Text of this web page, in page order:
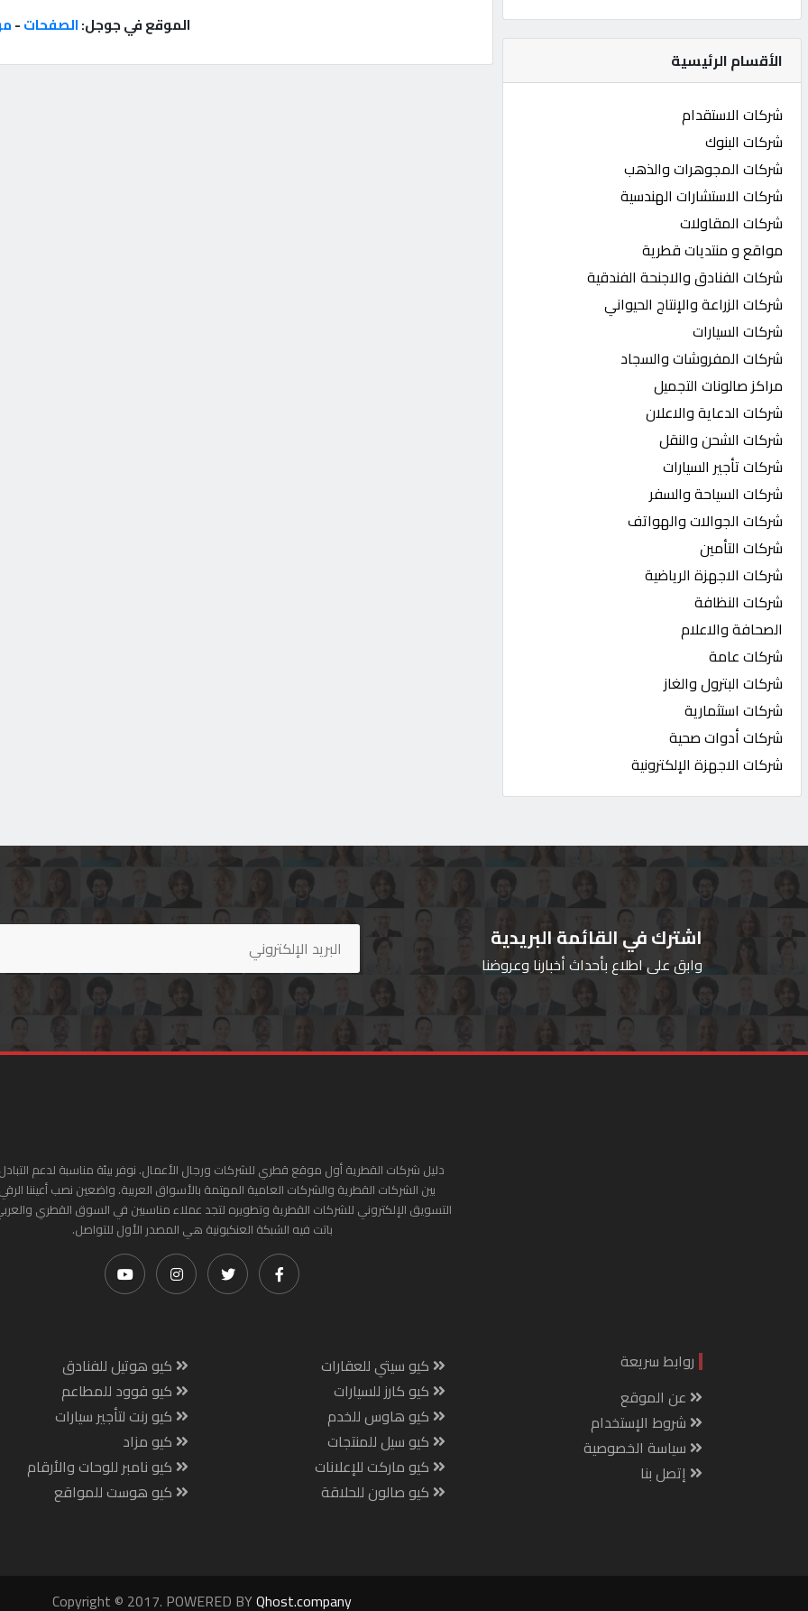
كيو
كارز
كيو
ماركت
الدليل
القطري
POWERED
QHOST
الأقسام الرئيسية
شركات الاستقدام
شركات البنوك
شركات المجوهرات والذهب
شركات الاستشارات الهندسية
شركات المقاولات
مواقع و منتديات قطرية
شركات الفنادق والاجنحة الفندقية
شركات الزراعة والإنتاج الحيواني
شركات السيارات
شركات المفروشات والسجاد
مراكز صالونات التجميل
شركات الدعاية والاعلان
شركات الشحن والنقل
شركات تأجير السيارات
شركات السياحة والسفر
شركات الجوالات والهواتف
شركات التأمين
شركات الاجهزة الرياضية
شركات النظافة
الصحافة والاعلام
شركات عامة
شركات البترول والغاز
شركات استثمارية
شركات أدوات صحية
شركات الاجهزة الإلكترونية
الموقع في جوجل:الصفحات-
اشترك في القائمة البريدية
وابق على اطلاع بأحداث أخبارنا وعروضنا
دليل شركات القطرية أول موقع قطري للشركات ورجال الأعمال. نوفر بيئة مناسبة لدعم
بين الشركات القطرية والشركات العامية المهتمة بالأسواق العربية. واضعين نصب أعيننا
التسويق الإلكتروني للشركات القطرية وتطويره لتجد عملاء مناسبين في السوق القطري
باتت فيه الشبكة العنكبونية هي المصدر الأول للتواصل.
روابط سريعة
عن الموقع
شروط الإستخدام
سياسة الخصوصية
إتصل بنا
كيو سيتي للعقارات
كيو كارز للسيارات
كيو هاوس للخدم
كيو سيل للمنتجات
كيو ماركت للإعلانات
كيو صالون للحلاقة
كيو هوتيل للفنادق
كيو فوود للمطاعم
كيو رنت لتأجير سيارات
كيو مزاد
كيو نامبر للوحات والأرقام
كيو هوست للمواقع
Copyright © 2017. POWERED BYQhost.company